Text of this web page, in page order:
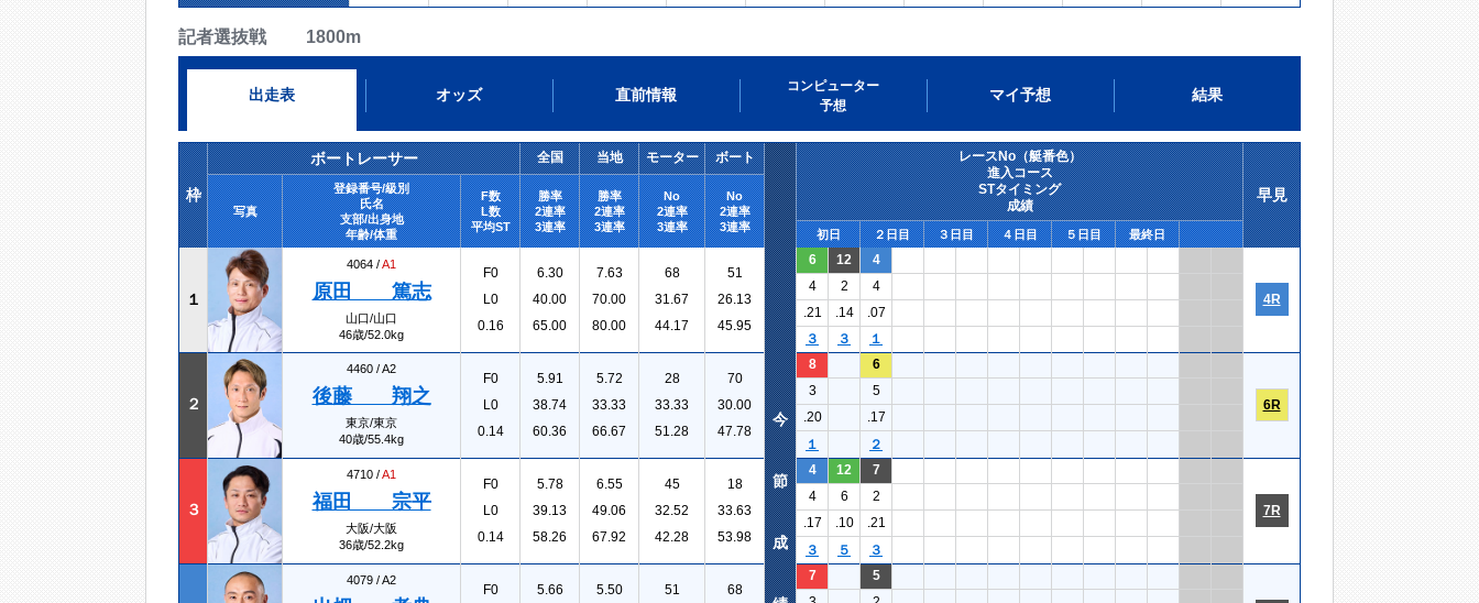
記者選抜戦 1800m
出走表 オッズ 直前情報
コンピューター
予想
マイ予想 結果
枠
ボートレーサー 全国 当地 モーター ボート
レースNo（艇番色）
進入コース
STタイミング
成績
早見
写真
登録番号/級別
氏名
支部/出身地
年齢/体重
F数
L数
平均ST
勝率
2連率
3連率
勝率
2連率
3連率
No
2連率
3連率
No
2連率
3連率
初日 ２日目 ３日目 ４日目 ５日目 最終日
１
4064 /A1
原田 篤志
山口/山口
46歳/52.0kg
F0
L0
0.16
6.30
40.00
65.00
7.63
70.00
80.00
68
31.67
44.17
51
26.13
45.95
6 12 4
4R
4 2
4
.21
.14
.07
３
３ １
２
4460 /A2
後藤 翔之
東京/東京
40歳/55.4kg
F0
L0
0.14
5.91
38.74
60.36
5.72
33.33
66.67
28
33.33
51.28
70
30.00
47.78
8 6
6R
3
5
.20
.17
１
２
３
4710 /A1
福田 宗平
大阪/大阪
36歳/52.2kg
F0
L0
0.14
5.78
39.13
58.26
6.55
49.06
67.92
45
32.52
42.28
18
33.63
53.98
4 12 7
7R
4 6
2
.17
.10
.21
３
５ ３
4079 /A2
F0
5.66
5.50
51
68
7 5
今
節
成